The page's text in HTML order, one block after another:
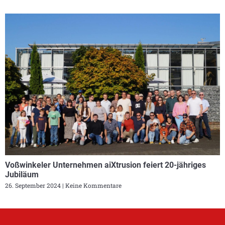
Voßwinkeler Unternehmen aiXtrusion feiert 20-jähriges
Jubiläum
26. September 2024 Keine Kommentare